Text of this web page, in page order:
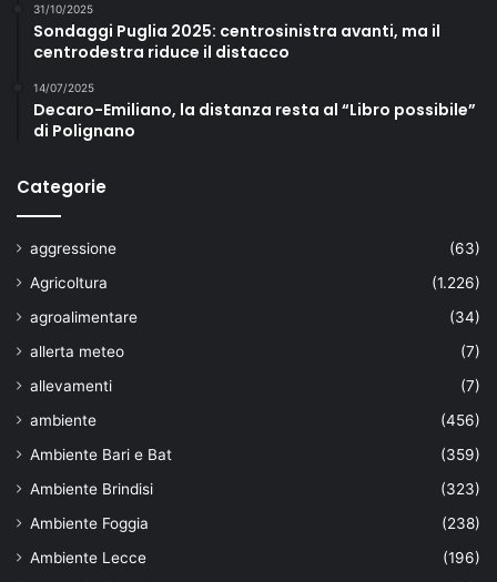
31/10/2025
Sondaggi Puglia 2025: centrosinistra avanti, ma il
centrodestra riduce il distacco
14/07/2025
Decaro-Emiliano, la distanza resta al “Libro possibile”
di Polignano
Categorie
aggressione
(63)
Agricoltura
(1.226)
agroalimentare
(34)
allerta meteo
(7)
allevamenti
(7)
ambiente
(456)
Ambiente Bari e Bat
(359)
Ambiente Brindisi
(323)
Ambiente Foggia
(238)
Ambiente Lecce
(196)